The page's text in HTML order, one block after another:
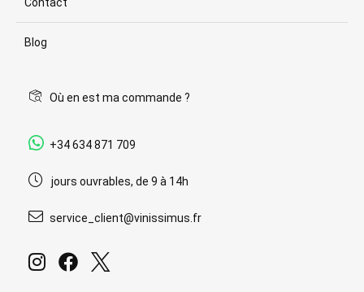
Blog
Où en est ma commande ?
+34 634 871 709
jours ouvrables, de 9 à 14h
service_client@vinissimus.fr